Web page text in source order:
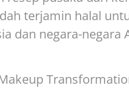
terjamin halal
dan negara-negara